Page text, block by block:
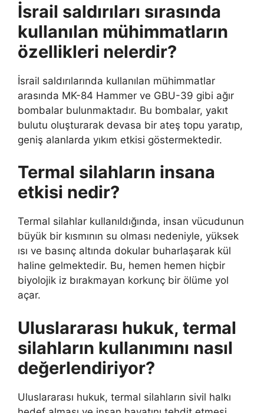
İsrail saldırıları sırasında
kullanılan mühimmatların
özellikleri nelerdir?
İsrail saldırılarında kullanılan mühimmatlar
arasında MK-84 Hammer ve GBU-39 gibi ağır
bombalar bulunmaktadır. Bu bombalar, yakıt
bulutu oluşturarak devasa bir ateş topu yaratıp,
geniş alanlarda yıkım etkisi göstermektedir.
Termal silahların insana
etkisi nedir?
Termal silahlar kullanıldığında, insan vücudunun
büyük bir kısmının su olması nedeniyle, yüksek
ısı ve basınç altında dokular buharlaşarak kül
haline gelmektedir. Bu, hemen hemen hiçbir
biyolojik iz bırakmayan korkunç bir ölüme yol
açar.
Uluslararası hukuk, termal
silahların kullanımını nasıl
değerlendiriyor?
Uluslararası hukuk, termal silahların sivil halkı